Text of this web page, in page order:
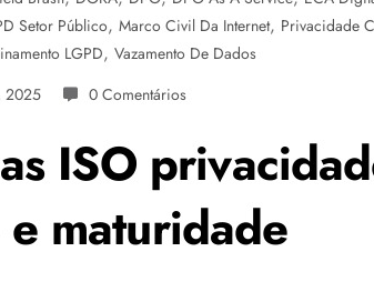
Setor Público, Marco Civil Da Internet, Privacidade
LGPD, Vazamento De Dados
2025 0 Comentários
ISO
maturidade